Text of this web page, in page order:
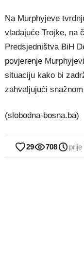
Na Murphyjeve
vladajuće Trojke, na
Predsjedništva BiH
povjerenje
situaciju kako bi
zahvaljujući
(slobodna-bosna.ba)
29 708 prije